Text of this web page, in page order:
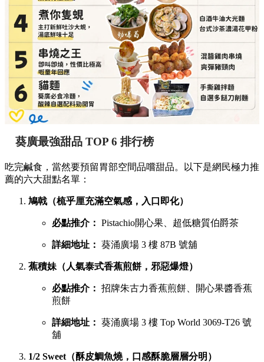
葵廣最強甜品 TOP 6 排行榜
吃完鹹食，當然要預留胃部空間品嚐甜品。以下是網民極力推
薦的六大甜點名單：
鳩戟（梳乎厘充滿空氣感，入口即化）
必點推介： Pistachio開心果、超低糖質伯爵茶
詳細地址： 葵涌廣場 3 樓 87B 號舖
蕉積妹（人氣泰式香蕉煎餅，邪惡爆燈）
必點推介： 招牌朱古力香蕉煎餅、開心果醬香蕉
煎餅
詳細地址： 葵涌廣場 3 樓 Top World 3069-T26 號
舖
1/2 Sweet（酥皮鯛魚燒，口感酥脆層層分明）